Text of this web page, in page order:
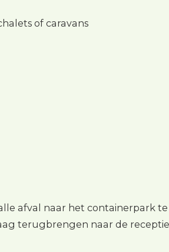
of caravans
afval naar het containerpark
terugbrengen naar de